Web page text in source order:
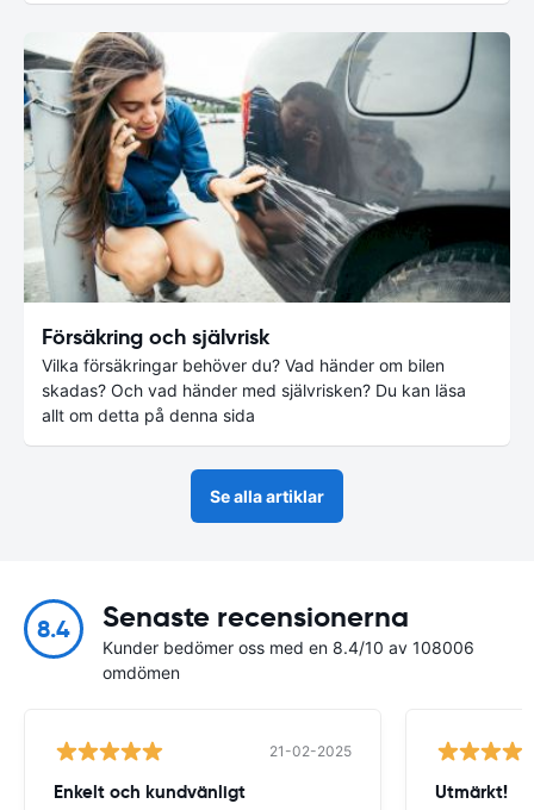
Försäkring och självrisk
Vilka försäkringar behöver du? Vad händer om bilen
skadas? Och vad händer med självrisken? Du kan läsa
allt om detta på denna sida
Se alla artiklar
8.4 Senaste recensionerna
Kunder bedömer oss med en 8.4/10 av 108006
omdömen
21-02-2025
Enkelt och kundvänligt Utmärkt!